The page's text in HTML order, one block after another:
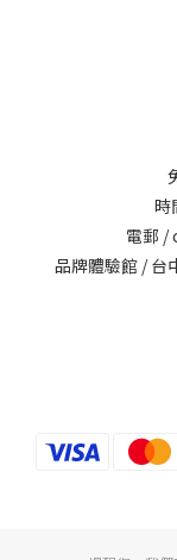
時
電郵 /
品牌體驗館 / 台